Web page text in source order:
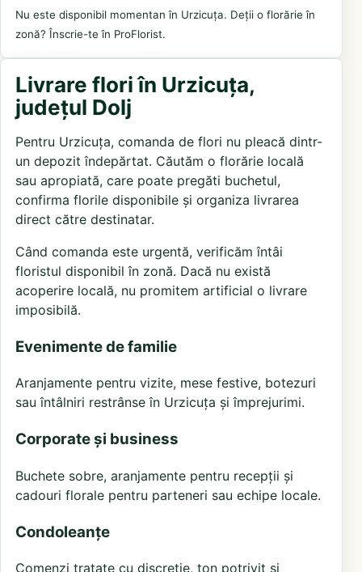
Nu este disponibil momentan în Urzicuța. Deții o florărie în
zonă? Înscrie-te în ProFlorist.
Livrare flori în Urzicuța,
județul Dolj
Pentru Urzicuța, comanda de flori nu pleacă dintr-
un depozit îndepărtat. Căutăm o florărie locală
sau apropiată, care poate pregăti buchetul,
confirma florile disponibile și organiza livrarea
direct către destinatar.
Când comanda este urgentă, verificăm întâi
floristul disponibil în zonă. Dacă nu există
acoperire locală, nu promitem artificial o livrare
imposibilă.
Evenimente de familie
Aranjamente pentru vizite, mese festive, botezuri
sau întâlniri restrânse în Urzicuța și împrejurimi.
Corporate și business
Buchete sobre, aranjamente pentru recepții și
cadouri florale pentru parteneri sau echipe locale.
Condoleanțe
Comenzi tratate cu discreție, ton potrivit și